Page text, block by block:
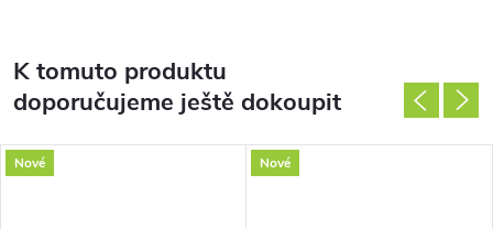
K tomuto produktu
doporučujeme ještě dokoupit
Nové Nové